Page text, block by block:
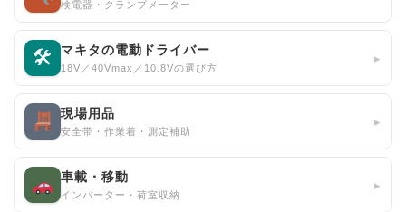
検電器・クランプメーター
🛠 マキタの電動ドライバー
18V／40Vmax／10.8Vの選び方
▸
現場用品
安全帯・作業着・測定補助
▸
車載・移動
インバーター・荷室収納
▸